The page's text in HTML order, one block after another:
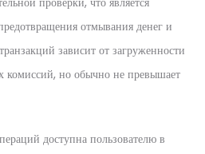
отмывания денег и
зависит от загруженности
комиссий, но обычно не превышает
доступна пользователю в